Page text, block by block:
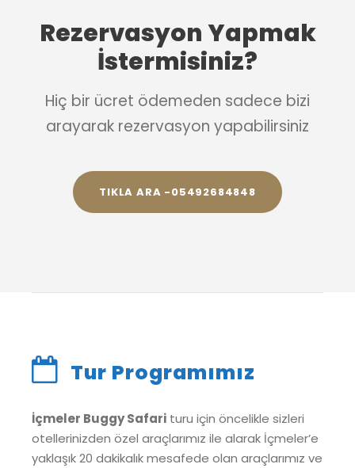
Rezervasyon Yapmak
İstermisiniz?
Hiç bir ücret ödemeden sadece bizi
arayarak rezervasyon yapabilirsiniz
TIKLA ARA -05492684848
Tur Programımız
İçmeler Buggy Safari turu için öncelikle sizleri
otellerinizden özel araçlarımız ile alarak İçmeler’e
yaklaşık 20 dakikalık mesafede olan araçlarımız ve